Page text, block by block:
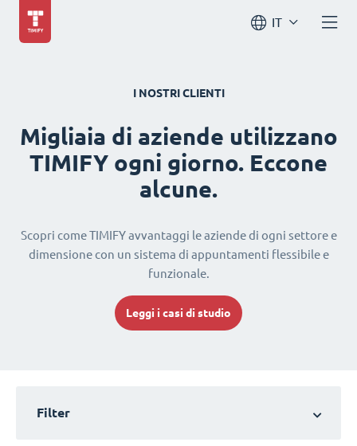
IT
I NOSTRI CLIENTI
Migliaia di aziende utilizzano
TIMIFY ogni giorno. Eccone
alcune.
Scopri come TIMIFY avvantaggi le aziende di ogni settore e
dimensione con un sistema di appuntamenti flessibile e
funzionale.
Leggi i casi di studio
Filter